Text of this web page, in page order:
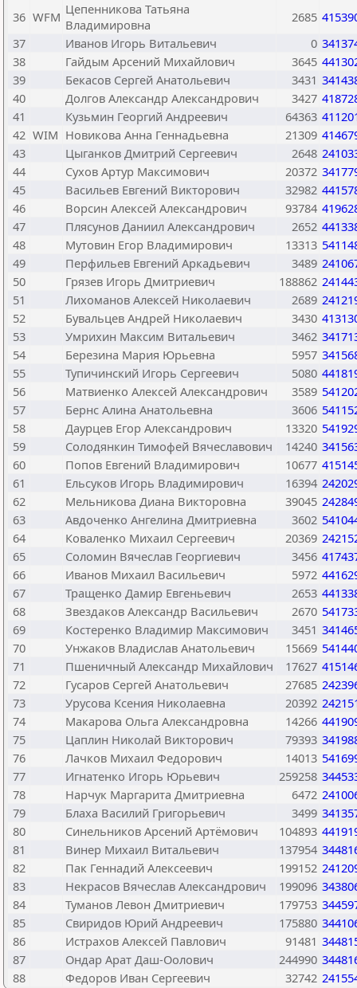
36 WFM Цепенникова Татьяна
Владимировна
2685
37
Иванов Игорь Витальевич 0
38
Гайдым Арсений Михайлович 3645
39
Бекасов Сергей Анатольевич 3431
40
Долгов Александр Александрович 3427
41
Кузьмин Георгий Андреевич 64363
42 WIM Новикова Анна Геннадьевна 21309
43
Цыганков Дмитрий Сергеевич 2648
44
Сухов Артур Максимович 20372
45
Васильев Евгений Викторович 32982
46
Ворсин Алексей Александрович 93784
47
Плясунов Даниил Александрович 2652
48
Мутовин Егор Владимирович 13313
49
Перфильев Евгений Аркадьевич 3489
50
Грязев Игорь Дмитриевич 188862
51
Лихоманов Алексей Николаевич 2689
52
Бувальцев Андрей Николаевич 3430
53
Умрихин Максим Витальевич 3462
54
Березина Мария Юрьевна 5957
55
Тупичинский Игорь Сергеевич 5080
56
Матвиенко Алексей Александрович 3589
57
Бернс Алина Анатольевна 3606
58
Даурцев Егор Александрович 13320
59
Солодянкин Тимофей Вячеславович 14240
60
Попов Евгений Владимирович 10677
61
Ельсуков Игорь Владимирович 16394
62
Мельникова Диана Викторовна 39045
63
Авдоченко Ангелина Дмитриевна 3602
64
Коваленко Михаил Сергеевич 20369
65
Соломин Вячеслав Георгиевич 3456
66
Иванов Михаил Васильевич 5972
67
Тращенко Дамир Евгеньевич 2653
68
Звездаков Александр Васильевич 2670
69
Костеренко Владимир Максимович 3451
70
Унжаков Владислав Анатольевич 15669
71
Пшеничный Александр Михайлович 17627
72
Гусаров Сергей Анатольевич 27685
73
Урусова Ксения Николаевна 20392
74
Макарова Ольга Александровна 14266
75
Цаплин Николай Викторович 79393
76
Лачков Михаил Федорович 14013
77
Игнатенко Игорь Юрьевич 259258
78
Нарчук Маргарита Дмитриевна 6472
79
Блаха Василий Григорьевич 3499
80
Синельников Арсений Артёмович 104893
81
Винер Михаил Витальевич 137954
82
Пак Геннадий Алексеевич 199152
83
Некрасов Вячеслав Александрович 199096
84
Туманов Левон Дмитриевич 179753
85
Свиридов Юрий Андреевич 175880
86
Истрахов Алексей Павлович 91481
87
Ондар Арат Даш-Оолович 244990
88
Федоров Иван Сергеевич 32742